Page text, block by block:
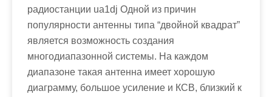
радиостанции ua1dj Одной из причин
популярности антенны типа “двойной квадрат”
является возможность создания
многодиапазонной системы. На каждом
диапазоне такая антенна имеет хорошую
диаграмму, большое усиление и КСВ, близкий к